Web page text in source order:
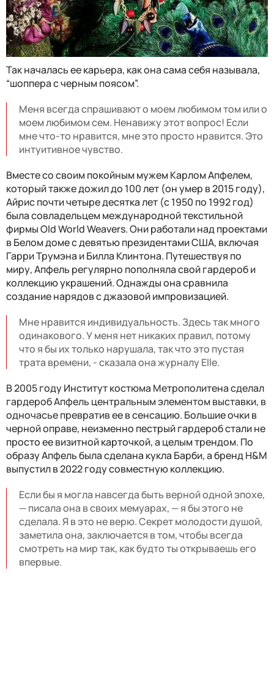
Так началась ее карьера, как она сама себя называла,
“шоппера с черным поясом”.
Меня всегда спрашивают о моем любимом том или о
моем любимом сем. Ненавижу этот вопрос! Если
мне что-то нравится, мне это просто нравится. Это
интуитивное чувство.
Вместе со своим покойным мужем Карлом Апфелем,
который также дожил до 100 лет (он умер в 2015 году),
Айрис почти четыре десятка лет (с 1950 по 1992 год)
была совладельцем международной текстильной
фирмы Old World Weavers. Они работали над проектами
в Белом доме с девятью президентами США, включая
Гарри Трумэна и Билла Клинтона. Путешествуя по
миру, Апфель регулярно пополняла свой гардероб и
коллекцию украшений. Однажды она сравнила
создание нарядов с джазовой импровизацией.
Мне нравится индивидуальность. Здесь так много
одинакового. У меня нет никаких правил, потому
что я бы их только нарушала, так что это пустая
трата времени, - сказала она журналу Elle.
В 2005 году Институт костюма Метрополитена сделал
гардероб Апфель центральным элементом выставки, в
одночасье превративее в сенсацию. Большие очки в
черной оправе, неизменно пестрый гардероб стали не
просто ее визитной карточкой, а целым трендом. По
образу Апфель была сделана кукла Барби, а бренд H&M
выпустил в 2022 году совместную коллекцию.
Если бы я могла навсегда быть верной одной эпохе,
— писала она в своих мемуарах, — я бы этого не
сделала. Я в это не верю. Секрет молодости душой,
заметила она, заключается в том, чтобы всегда
смотреть на мир так, как будто ты открываешь его
впервые.